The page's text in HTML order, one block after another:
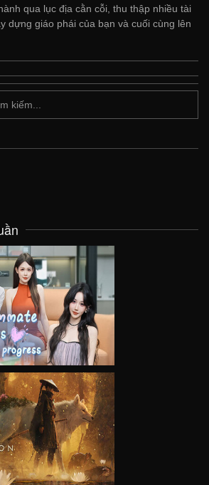
qua lục địa cằn cỗi, thu thập nhiều tài
dựng giáo phái của bạn và cuối cùng lên